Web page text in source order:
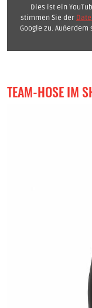
Dies ist ein
stimmen Sie der
Google zu.
TEAM-HOSE IM